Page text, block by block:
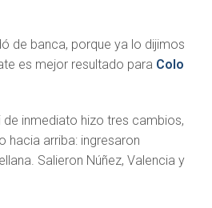
de banca, porque ya lo dijimos
es mejor resultado para Colo
de inmediato hizo tres cambios,
arriba: ingresaron
Salieron Núñez, Valencia y